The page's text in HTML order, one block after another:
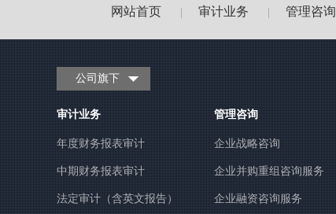
网站首页 审计业务 管理咨询
公司旗下
审计业务
年度财务报表审计
中期财务报表审计
法定审计（含英文报告）
管理咨询
企业战略咨询
企业并购重组咨询服务
企业融资咨询服务